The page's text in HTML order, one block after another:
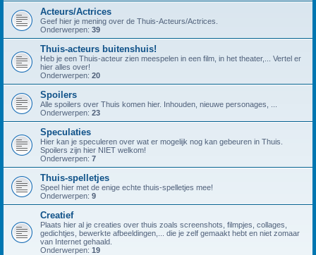
Acteurs/Actrices
Geef hier je mening over de Thuis-Acteurs/Actrices.
Onderwerpen: 39
Thuis-acteurs buitenshuis!
Heb je een Thuis-acteur zien meespelen in een film, in het theater,... Vertel er
hier alles over!
Onderwerpen: 20
Spoilers
Alle spoilers over Thuis komen hier. Inhouden, nieuwe personages, ...
Onderwerpen: 23
Speculaties
Hier kan je speculeren over wat er mogelijk nog kan gebeuren in Thuis.
Spoilers zijn hier NIET welkom!
Onderwerpen: 7
Thuis-spelletjes
Speel hier met de enige echte thuis-spelletjes mee!
Onderwerpen: 9
Creatief
Plaats hier al je creaties over thuis zoals screenshots, filmpjes, collages,
gedichtjes, bewerkte afbeeldingen,... die je zelf gemaakt hebt en niet zomaar
van Internet gehaald.
Onderwerpen: 19